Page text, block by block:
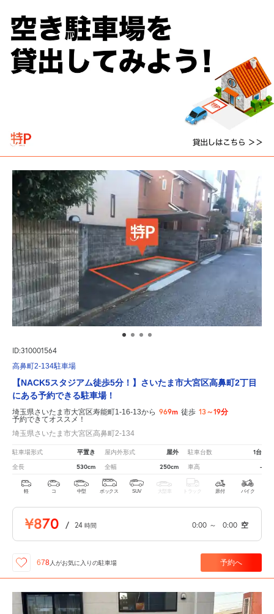
ID:310001564
高鼻町2-134駐車場
【NACK5スタジアム徒歩5分！】さいたま市大宮区高鼻町2丁目
にある予約できる駐車場！
埼玉県さいたま市大宮区寿能町1-16-13から 969m 徒歩 13～19分
予約できてオススメ！
埼玉県さいたま市大宮区高鼻町2-134
駐車場形式 平置き 屋内外形式 屋外 駐車台数 1台
全長 530cm 全幅 250cm 車高 -
軽 コ 中型 ボックス SUV 大型車 トラック 原付 バイク
¥870 / 24 時間 0:00 ～ 0:00 空
678 人がお気に入りの駐車場 予約へ